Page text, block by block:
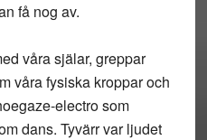
få nog av.
våra själar, greppar
våra fysiska kroppar och
electro som
dans. Tyvärr var ljudet